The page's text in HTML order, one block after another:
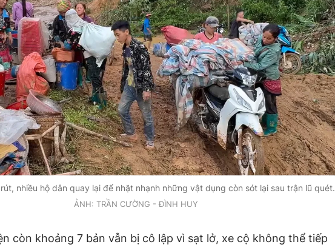
nhiều hộ dân quay lại để nhặt nhạnh những vật dụng còn sót lại sau trận lũ quét.
ẢNH: TRẦN CƯỜNG - ĐÌNH HUY
còn khoảng 7 bản vẫn bị cô lập vì sạt lở, xe cộ không thể tiếp